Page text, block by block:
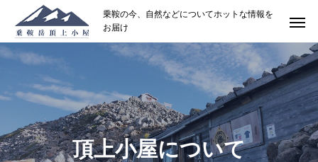
乗鞍の今、自然などについてホットな情報を
お届け
頂上小屋について